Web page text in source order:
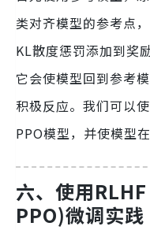
类对齐模型的参考点
KL散度惩罚添加到奖
它会使模型回到参考
积极反应。我们可以
PPO模型，并使模型
六、使用
PPO)微调实践